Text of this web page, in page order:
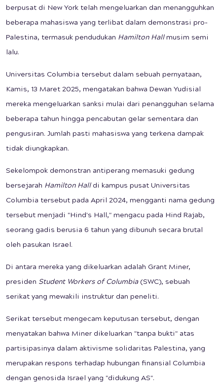
berpusat di New York telah mengeluarkan dan menangguhkan
beberapa mahasiswa yang terlibat dalam demonstrasi pro-
Palestina, termasuk pendudukan Hamilton Hallmusim semi
lalu.
Universitas Columbia tersebut dalam sebuah pernyataan,
Kamis, 13 Maret 2025, mengatakan bahwa Dewan Yudisial
mereka mengeluarkan sanksi mulai dari penangguhan selama
beberapa tahun hingga pencabutan gelar sementara dan
pengusiran. Jumlah pasti mahasiswa yang terkena dampak
tidak diungkapkan.
Sekelompok demonstran antiperang memasuki gedung
bersejarah Hamilton Hall di kampus pusat Universitas
Columbia tersebut pada April 2024, mengganti nama gedung
tersebut menjadi "Hind's Hall," mengacu pada Hind Rajab,
seorang gadis berusia 6 tahun yang dibunuh secara brutal
oleh pasukan Israel.
Di antara mereka yang dikeluarkan adalah Grant Miner,
presiden Student Workers of Columbia(SWC), sebuah
serikat yang mewakili instruktur dan peneliti.
Serikat tersebut mengecam keputusan tersebut, dengan
menyatakan bahwa Miner dikeluarkan "tanpa bukti" atas
partisipasinya dalam aktivisme solidaritas Palestina, yang
merupakan respons terhadap hubungan finansial Columbia
dengan genosida Israel yang "didukung AS".